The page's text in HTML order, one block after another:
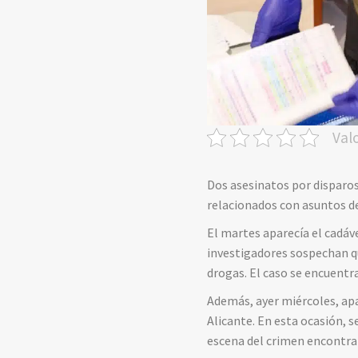
Dos asesinatos por
relacionados con asuntos
El martes aparecía el
investigadores sospechan
drogas. El caso se
Además, ayer miércoles,
Alicante. En esta ocasión,
escena del crimen